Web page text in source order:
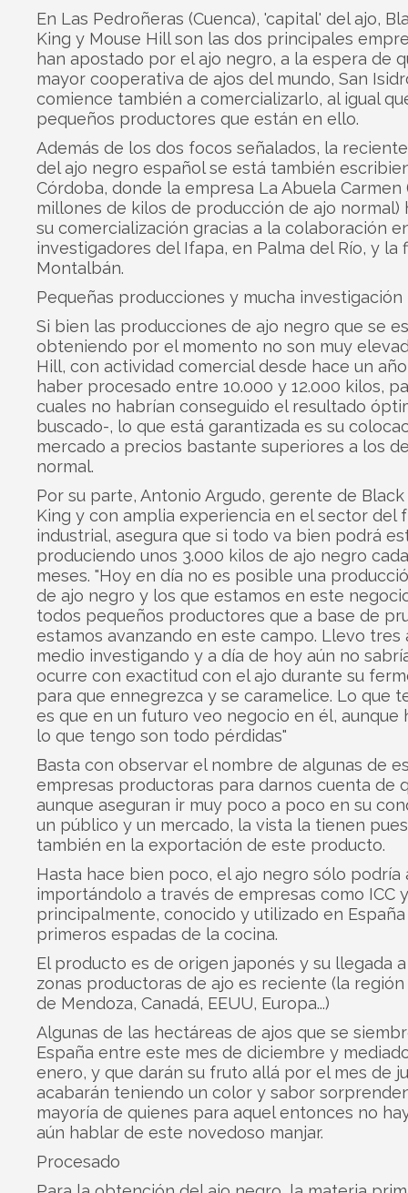
En Las Pedroñeras (Cuenca), 'capital' del ajo,
King y Mouse Hill son las dos principales
han apostado por el ajo negro, a la espera de
mayor cooperativa de ajos del mundo, San
comience también a comercializarlo, al igual
pequeños productores que están en ello.
Además de los dos focos señalados, la
del ajo negro español se está también
Córdoba, donde la empresa La Abuela Carmen
millones de kilos de producción de ajo normal)
su comercialización gracias a la colaboración
investigadores del Ifapa, en Palma del Río, y la
Montalbán.
Pequeñas producciones y mucha investigación
Si bien las producciones de ajo negro que se
obteniendo por el momento no son muy
Hill, con actividad comercial desde hace un
haber procesado entre 10.000 y 12.000 kilos,
cuales no habrían conseguido el resultado
buscado-, lo que está garantizada es su
mercado a precios bastante superiores a los
normal.
Por su parte, Antonio Argudo, gerente de Black
King y con amplia experiencia en el sector del
industrial, asegura que si todo va bien podrá
produciendo unos 3.000 kilos de ajo negro
meses. "Hoy en día no es posible una
de ajo negro y los que estamos en este
todos pequeños productores que a base de
estamos avanzando en este campo. Llevo tres
medio investigando y a día de hoy aún no
ocurre con exactitud con el ajo durante su
para que ennegrezca y se caramelice. Lo que
es que en un futuro veo negocio en él, aunque
lo que tengo son todo pérdidas"
Basta con observar el nombre de algunas de
empresas productoras para darnos cuenta de
aunque aseguran ir muy poco a poco en su
un público y un mercado, la vista la tienen
también en la exportación de este producto.
Hasta hace bien poco, el ajo negro sólo podría
importándolo a través de empresas como ICC
principalmente, conocido y utilizado en
primeros espadas de la cocina.
El producto es de origen japonés y su llegada
zonas productoras de ajo es reciente (la
de Mendoza, Canadá, EEUU, Europa...)
Algunas de las hectáreas de ajos que se
España entre este mes de diciembre y
enero, y que darán su fruto allá por el mes de
acabarán teniendo un color y sabor
mayoría de quienes para aquel entonces no
aún hablar de este novedoso manjar.
Procesado